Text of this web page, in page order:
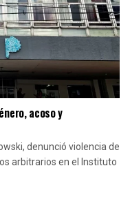
acoso y
denunció violencia de
arbitrarios en el Instituto